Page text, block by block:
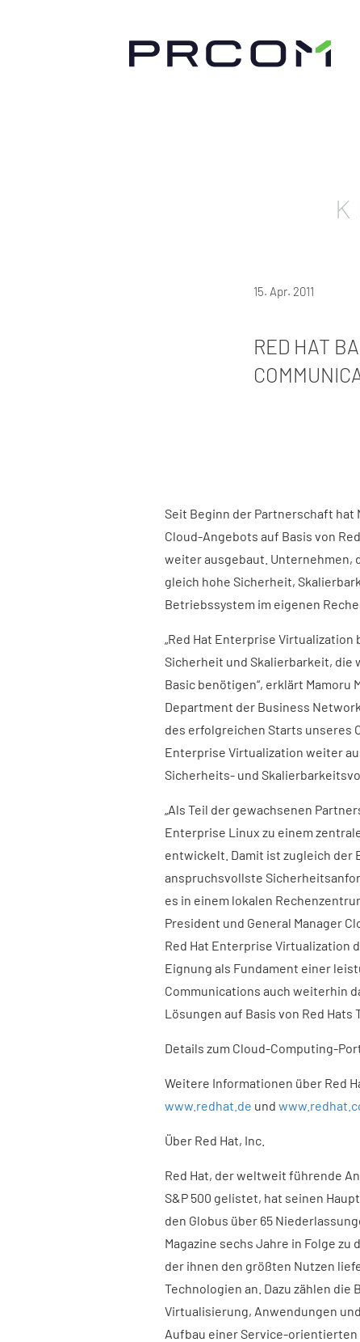
15. Apr. 2011
RED HAT
Seit Beginn der Partnerschaft hat
Cloud-Angebots auf Basis von
weiter ausgebaut. Unternehmen,
gleich hohe Sicherheit,
Betriebssystem im eigenen
„Red Hat Enterprise
Sicherheit und Skalierbarkeit, die
Basic benötigen“, erklärt Mamoru
Department der Business
des erfolgreichen Starts unseres
Enterprise Virtualization weiter
Sicherheits- und
„Als Teil der gewachsenen
Enterprise Linux zu einem
entwickelt. Damit ist zugleich der
anspruchsvollste
es in einem lokalen
President und General Manager
Red Hat Enterprise Virtualization
Eignung als Fundament einer
Communications auch weiterhin
Lösungen auf Basis von Red Hats
Details zum Cloud-Computing-
Weitere Informationen über Red
www.redhat.de und
Über Red Hat, Inc.
Red Hat, der weltweit führende
S&P 500 gelistet, hat seinen
den Globus über 65
Magazine sechs Jahre in Folge
der ihnen den größten Nutzen
Technologien an. Dazu zählen
Virtualisierung, Anwendungen
Aufbau einer Service-orientierten